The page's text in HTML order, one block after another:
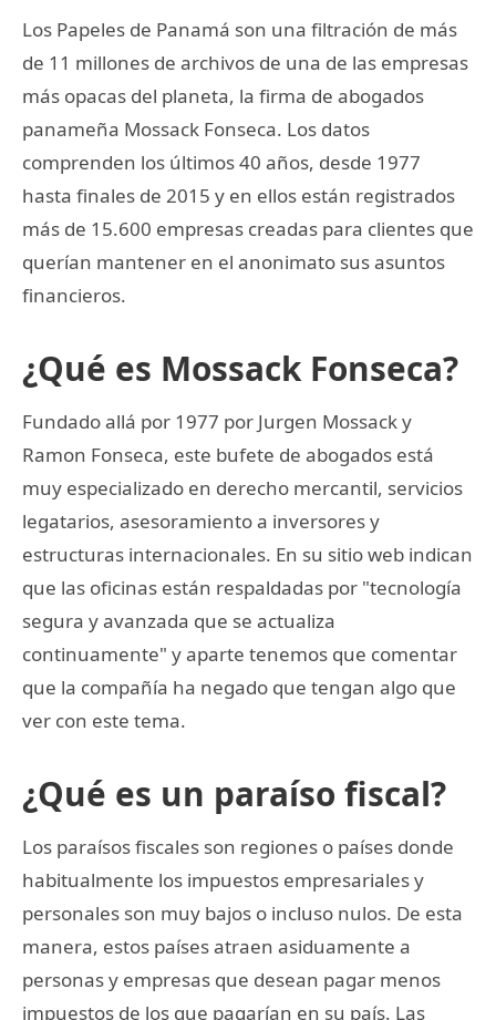
Los Papeles de Panamá son una filtración de más
de 11 millones de archivos de una de las empresas
más opacas del planeta, la firma de abogados
panameña Mossack Fonseca. Los datos
comprenden los últimos 40 años, desde 1977
hasta finales de 2015 y en ellos están registrados
más de 15.600 empresas creadas para clientes que
querían mantener en el anonimato sus asuntos
financieros.
¿Qué es Mossack Fonseca?
Fundado allá por 1977 por Jurgen Mossack y
Ramon Fonseca, este bufete de abogados está
muy especializado en derecho mercantil, servicios
legatarios, asesoramiento a inversores y
estructuras internacionales. En su sitio web indican
que las oficinas están respaldadas por "tecnología
segura y avanzada que se actualiza
continuamente" y aparte tenemos que comentar
que la compañía ha negado que tengan algo que
ver con este tema.
¿Qué es un paraíso fiscal?
Los paraísos fiscales son regiones o países donde
habitualmente los impuestos empresariales y
personales son muy bajos o incluso nulos. De esta
manera, estos países atraen asiduamente a
personas y empresas que desean pagar menos
impuestos de los que pagarían en su país. Las